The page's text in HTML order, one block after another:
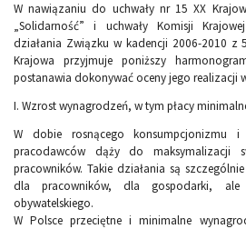
W nawiązaniu do uchwały nr 15 XX
„Solidarność” i uchwały Komisji
działania Związku w kadencji 2006-2010 z
Krajowa przyjmuje poniższy
postanawia dokonywać oceny jego realizacji
I. Wzrost wynagrodzeń, w tym płacy
W dobie rosnącego konsumpcjonizmu
pracodawców dąży do maksymalizacji
pracowników. Takie działania są
dla pracowników, dla gospodarki, ale
obywatelskiego.
W Polsce przeciętne i minimalne